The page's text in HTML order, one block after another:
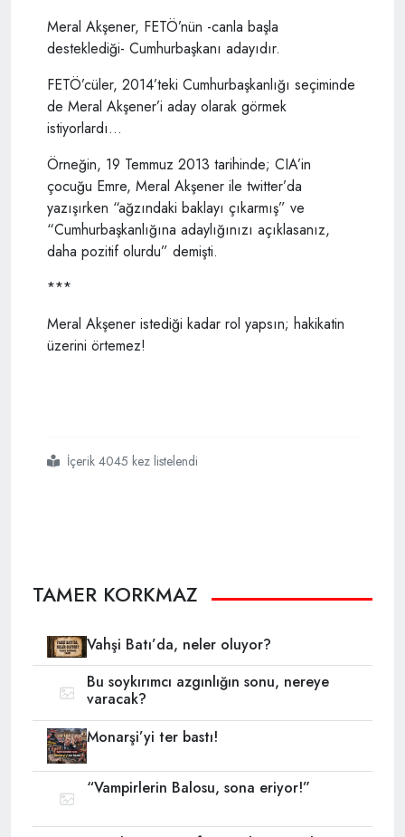
Meral Akşener, FETÖ’nün -canla başla
desteklediği- Cumhurbaşkanı adayıdır.
FETÖ’cüler, 2014’teki Cumhurbaşkanlığı seçiminde
de Meral Akşener’i aday olarak görmek
istiyorlardı…
Örneğin, 19 Temmuz 2013 tarihinde; CIA’in
çocuğu Emre, Meral Akşener ile twitter’da
yazışırken “ağzındaki baklayı çıkarmış” ve
“Cumhurbaşkanlığına adaylığınızı açıklasanız,
daha pozitif olurdu” demişti.
***
Meral Akşener istediği kadar rol yapsın; hakikatin
üzerini örtemez!
#kurnaz
#ulusalcı
#dedikleri
#mi
#amerika nın
#sesi dirİçerik 4045 kez listelendi
TAMER KORKMAZ
Vahşi Batı’da, neler oluyor?
Bu soykırımcı azgınlığın sonu, nereye
varacak?
Monarşi’yi ter bastı!
“Vampirlerin Balosu, sona eriyor!”